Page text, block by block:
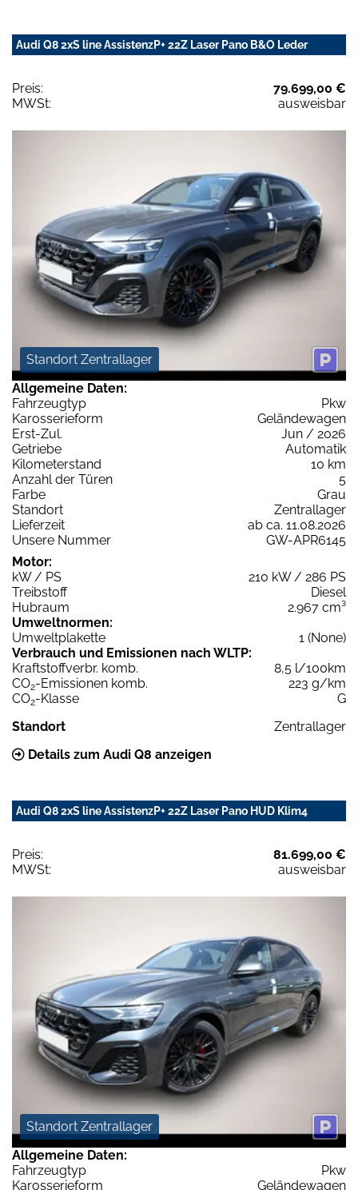
Audi Q8 2xS line AssistenzP+ 22Z Laser Pano B&O Leder
Preis:
79.699,00 €
MWSt:
ausweisbar
Standort Zentrallager
Allgemeine Daten:
Fahrzeugtyp
Pkw
Karosserieform
Geländewagen
Erst-Zul.
Jun / 2026
Getriebe
Automatik
Kilometerstand
10 km
Anzahl der Türen
5
Farbe
Grau
Standort
Zentrallager
Lieferzeit
ab ca. 11.08.2026
Unsere Nummer
GW-APR6145
Motor:
kW / PS
210 kW / 286 PS
Treibstoff
Diesel
Hubraum
2.967 cm³
Umweltnormen:
Umweltplakette
1 (None)
Verbrauch und Emissionen nach WLTP:
Kraftstoffverbr. komb.
8,5 l/100km
CO2-Emissionen komb.
223 g/km
CO2-Klasse
G
Standort
Zentrallager
Details zum Audi Q8 anzeigen
Audi Q8 2xS line AssistenzP+ 22Z Laser Pano HUD Klim4
Preis:
81.699,00 €
MWSt:
ausweisbar
Standort Zentrallager
Allgemeine Daten:
Fahrzeugtyp
Pkw
Karosserieform
Geländewagen